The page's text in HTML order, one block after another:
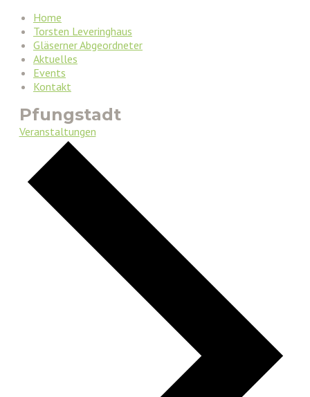
Home
Torsten Leveringhaus
Gläserner Abgeordneter
Aktuelles
Events
Kontakt
Pfungstadt
Veranstaltungen